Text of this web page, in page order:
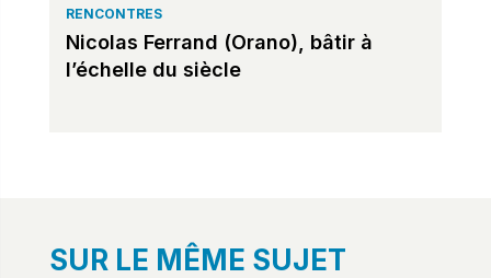
RENCONTRES
Nicolas Ferrand (Orano), bâtir à
l’échelle du siècle
SUR LE MÊME SUJET